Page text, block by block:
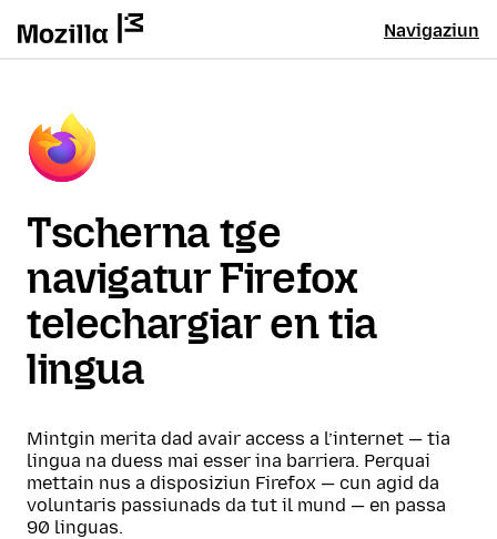
Navigaziun
Tscherna tge
navigatur Firefox
telechargiar en tia
lingua
Mintgin merita dad avair access a l’internet — tia
lingua na duess mai esser ina barriera. Perquai
mettain nus a disposiziun Firefox — cun agid da
voluntaris passiunads da tut il mund — en passa
90 linguas.